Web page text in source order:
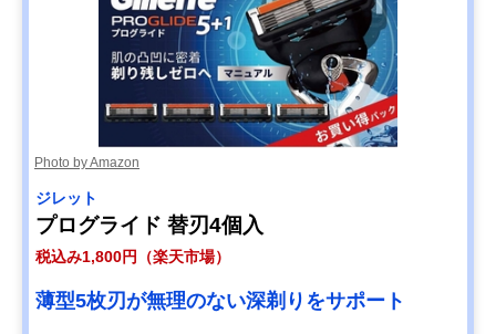
Photo by Amazon
ジレット
プログライド 替刃4個入
税込み1,800円（楽天市場）
薄型5枚刃が無理のない深剃りをサポート